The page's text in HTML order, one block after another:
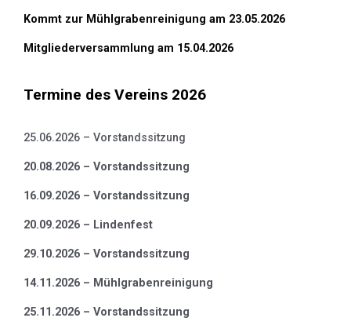
Kommt zur Mühlgrabenreinigung am 23.05.2026
Mitgliederversammlung am 15.04.2026
Termine des Vereins 2026
25.06.2026 – Vorstandssitzung
20.08.2026 – Vorstandssitzung
16.09.2026 – Vorstandssitzung
20.09.2026 – Lindenfest
29.10.2026 – Vorstandssitzung
14.11.2026 – Mühlgrabenreinigung
25.11.2026 – Vorstandssitzung